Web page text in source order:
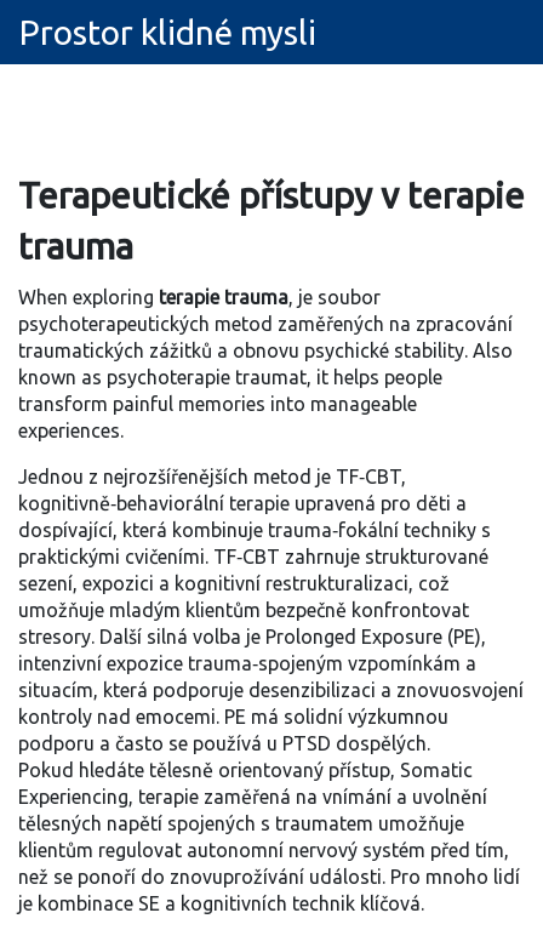
Prostor klidné mysli
Terapeutické přístupy v terapie
trauma
When exploring terapie trauma, je soubor
psychoterapeutických metod zaměřených na zpracování
traumatických zážitků a obnovu psychické stability. Also
known as psychoterapie traumat, it helps people
transform painful memories into manageable
experiences.
Jednou z nejrozšířenějších metod je TF‑CBT,
kognitivně‑behaviorální terapie upravená pro děti a
dospívající, která kombinuje trauma‑fokální techniky s
praktickými cvičeními. TF‑CBT zahrnuje strukturované
sezení, expozici a kognitivní restrukturalizaci, což
umožňuje mladým klientům bezpečně konfrontovat
stresory. Další silná volba je Prolonged Exposure (PE),
intenzivní expozice trauma‑spojeným vzpomínkám a
situacím, která podporuje desenzibilizaci a znovuosvojení
kontroly nad emocemi. PE má solidní výzkumnou
podporu a často se používá u PTSD dospělých.
Pokud hledáte tělesně orientovaný přístup, Somatic
Experiencing, terapie zaměřená na vnímání a uvolnění
tělesných napětí spojených s traumatem umožňuje
klientům regulovat autonomní nervový systém před tím,
než se ponoří do znovuprožívání události. Pro mnoho lidí
je kombinace SE a kognitivních technik klíčová.